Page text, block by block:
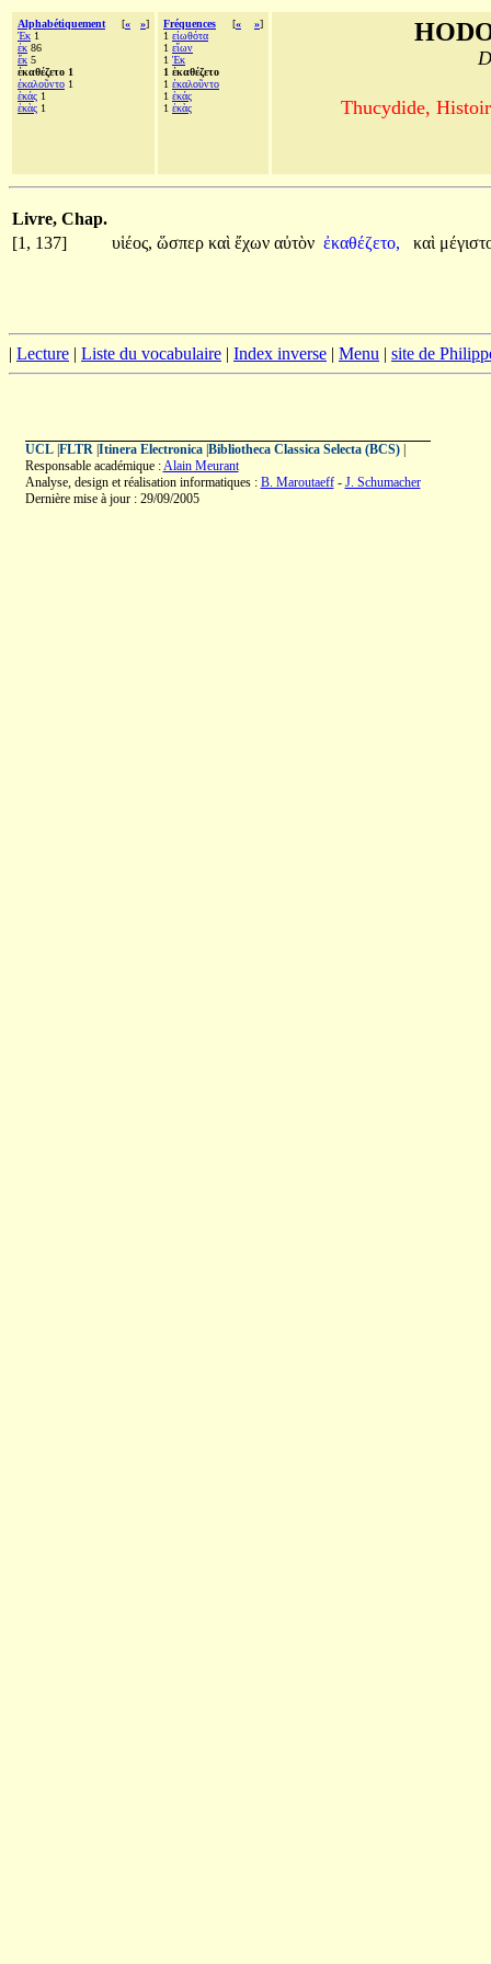
Alphabétiquement [« »]
Ἐκ 1
ἐκ 86
ἔκ 5
ἐκαθέζετο 1
ἐκαλοῦντο 1
ἑκάς 1
ἑκὰς 1
Fréquences [« »]
1 εἰωθότα
1 εἴων
1 Ἐκ
1 ἐκαθέζετο
1 ἐκαλοῦντο
1 ἑκάς
1 ἑκὰς Thucydide,
Livre, Chap.
[1, 137]
υἱέος, ὥσπερ καὶ ἔχων αὐτὸν ἐκαθέζετο, καὶ
| Lecture | Liste du vocabulaire | Index inverse | Menu | site de
UCL| FLTR| Itinera Electronica| Bibliotheca Classica Selecta (BCS)|
Responsable académique :Alain Meurant
Analyse, design et réalisation informatiques : B. Maroutaeff- J. Schumacher
Dernière mise à jour : 29/09/2005